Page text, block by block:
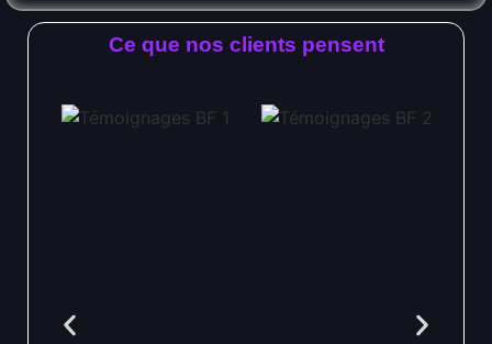
Ce que nos clients pensent